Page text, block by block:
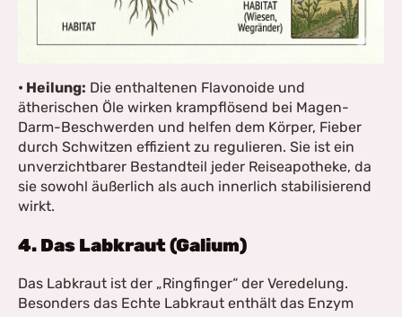
• Heilung: Die enthaltenen Flavonoide und
ätherischen Öle wirken krampflösend bei Magen-
Darm-Beschwerden und helfen dem Körper, Fieber
durch Schwitzen effizient zu regulieren. Sie ist ein
unverzichtbarer Bestandteil jeder Reiseapotheke, da
sie sowohl äußerlich als auch innerlich stabilisierend
wirkt.
4. Das Labkraut (Galium)
Das Labkraut ist der „Ringfinger“ der Veredelung.
Besonders das Echte Labkraut enthält das Enzym